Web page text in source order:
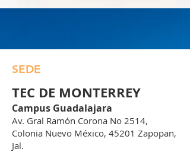
SEDE
TEC DE MONTERREY
Campus Guadalajara
Av. Gral Ramón Corona No 2514,
Colonia Nuevo México, 45201 Zapopan,
Jal.